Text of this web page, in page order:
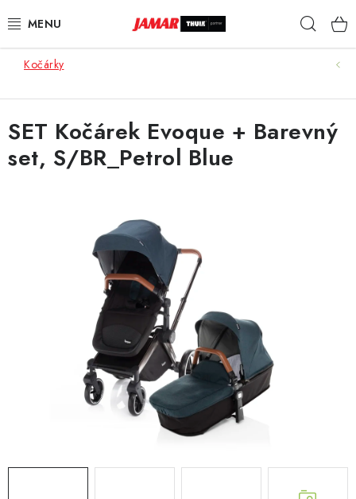
na
STŘEŠNÍ NOSIČE
STŘEŠNÍ BOXY
AUTOPOTAHY ŠITÉ NA MÍRU
AUTODOPLŇKY
Kočárky
SET Kočárek Evoque + Barevný
set, S/BR_Petrol Blue